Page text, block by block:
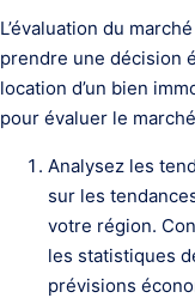
L’évaluation du
prendre une décision
location d’un bien
pour évaluer le
Analysez les
sur les
votre région.
les statistiques
prévisions